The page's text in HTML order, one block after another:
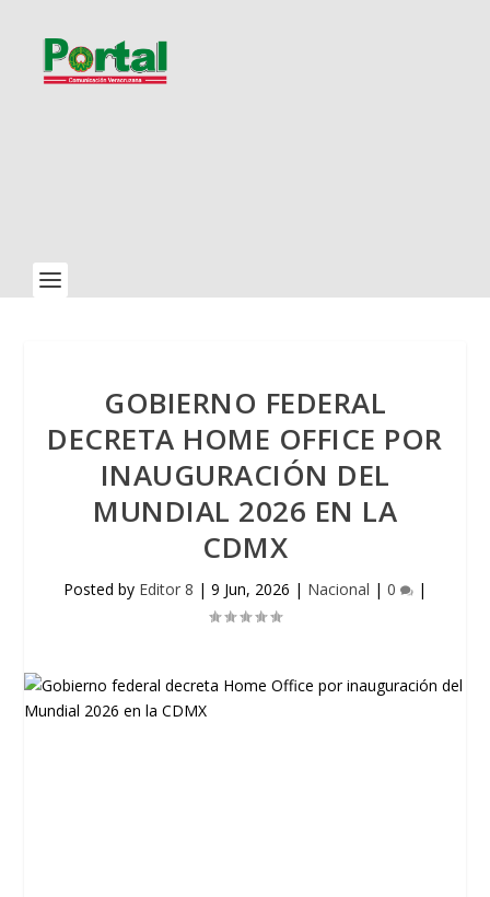
GOBIERNO FEDERAL
DECRETA HOME OFFICE POR
INAUGURACIÓN DEL
MUNDIAL 2026 EN LA
CDMX
Posted by Editor 8 | 9 Jun, 2026 | Nacional | 0 |